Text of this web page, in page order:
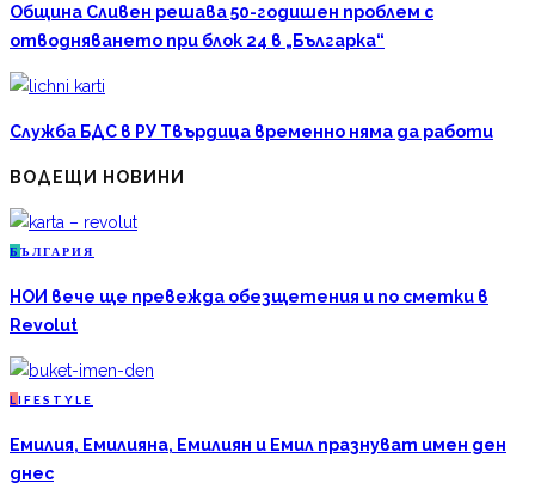
Община Сливен решава 50-годишен проблем с
отводняването при блок 24 в „Българка“
Служба БДС в РУ Твърдица временно няма да работи
ВОДЕЩИ НОВИНИ
Б ЪЛГАРИЯ
НОИ вече ще превежда обезщетения и по сметки в
Revolut
L IFESTYLE
Емилия, Емилияна, Емилиян и Емил празнуват имен ден
днес